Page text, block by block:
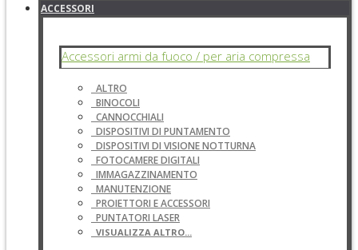
ACCESSORI
Accessori armi da fuoco / per aria compressa
ALTRO
BINOCOLI
CANNOCCHIALI
DISPOSITIVI DI PUNTAMENTO
DISPOSITIVI DI VISIONE NOTTURNA
FOTOCAMERE DIGITALI
IMMAGAZZINAMENTO
MANUTENZIONE
PROIETTORI E ACCESSORI
PUNTATORI LASER
VISUALIZZA ALTRO...